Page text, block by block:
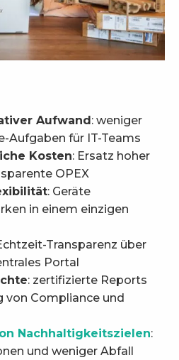
Aufwand: weniger
Aufgaben für IT-Teams
Kosten: Ersatz hoher
OPEX
: Geräte
in einem einzigen
Transparenz über
Portal
: zertifizierte Reports
von Compliance und
Nachhaltigkeitszielen:
und weniger Abfall